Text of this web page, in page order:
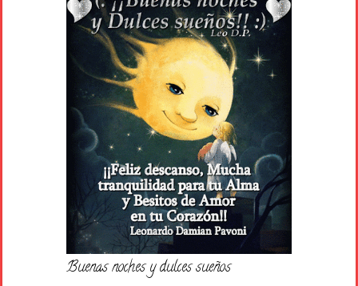
Buenas noches y dulces sueños